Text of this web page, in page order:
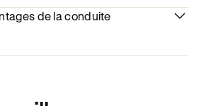
de la conduite